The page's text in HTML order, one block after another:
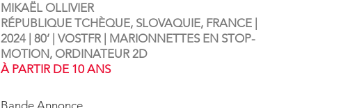
MIKAËL OLLIVIER
RÉPUBLIQUE TCHÈQUE, SLOVAQUIE, FRANCE |
2024 | 80’ | VOSTFR | MARIONNETTES EN STOP-
MOTION, ORDINATEUR 2D
À PARTIR DE 10 ANS
Bande Annonce